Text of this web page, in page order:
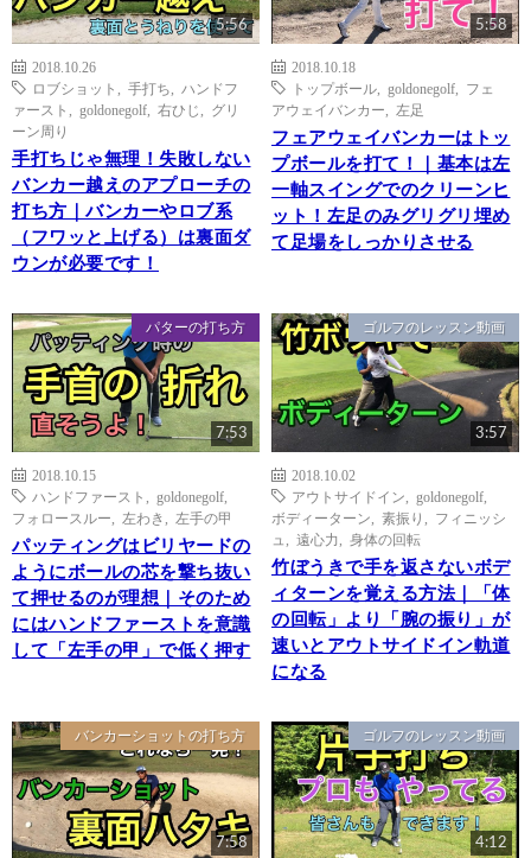
5:56
2018.10.26
ロブショット
手打ち
ハンドフ
ァースト
goldonegolf 右ひじ
グリ
ーン周り
手打ちじゃ無理！失敗しない
バンカー越えのアプローチの
打ち方｜バンカーやロブ系
（フワッと上げる）は裏面ダ
ウンが必要です！
5:58
2018.10.18
トップボール
goldonegolf
フェ
アウェイバンカー
左足
フェアウェイバンカーはトッ
プボールを打て！｜基本は左
一軸スイングでのクリーンヒ
ット！左足のみグリグリ埋め
て足場をしっかりさせる
パターの打ち方
7:53
2018.10.15
ハンドファースト
goldonegolf
フォロースルー
左わき 左手の甲
パッティングはビリヤードの
ようにボールの芯を撃ち抜い
て押せるのが理想｜そのため
にはハンドファーストを意識
して「左手の甲」で低く押す
ゴルフのレッスン動画
3:57
2018.10.02
アウトサイドイン
goldonegolf
ボディーターン
素振り
フィニッシ
ュ
遠心力 身体の回転
竹ぼうきで手を返さないボデ
ィターンを覚える方法｜「体
の回転」より「腕の振り」が
速いとアウトサイドイン軌道
になる
バンカーショットの打ち方
7:58
ゴルフのレッスン動画
4:12